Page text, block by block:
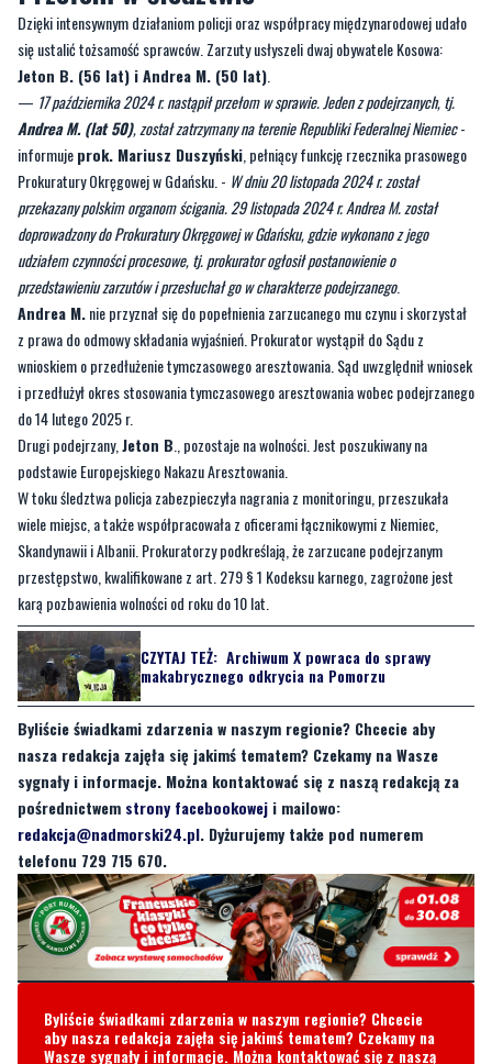
bransolety wykonane ze złota i ozdobione diamentami, szafirami
oraz rubinami. Pokrzywdzony oszacował straty na około milion euro.
Przełom w śledztwie
Dzięki intensywnym działaniom policji oraz współpracy międzynarodowej udało
się ustalić tożsamość sprawców. Zarzuty usłyszeli dwaj obywatele Kosowa:
Jeton B. (56 lat) i Andrea M. (50 lat).
—17 października 2024 r. nastąpił przełom w sprawie. Jeden z podejrzanych, tj.
Andrea M. (lat 50), został zatrzymany na terenie Republiki Federalnej Niemiec
informujeprok. Mariusz Duszyński, pełniący funkcję rzecznika prasowego
Prokuratury Okręgowej w Gdańsku. -W dniu 20 listopada 2024 r. został
przekazany polskim organom ścigania. 29 listopada 2024 r. Andrea M. został
doprowadzony do Prokuratury Okręgowej w Gdańsku, gdzie wykonano z jego
udziałem czynności procesowe, tj. prokurator ogłosił postanowienie o
przedstawieniu zarzutów i przesłuchał go w charakterze podejrzanego.
Andrea M.nie przyznał się do popełnienia zarzucanego mu czynu i skorzystał
z prawa do odmowy składania wyjaśnień. Prokurator wystąpił do Sądu z
wnioskiem o przedłużenie tymczasowego aresztowania. Sąd uwzględnił wniosek
i przedłużył okres stosowania tymczasowego aresztowania wobec podejrzanego
do 14 lutego 2025 r.
Drugi podejrzany,Jeton B., pozostaje na wolności. Jest poszukiwany na
podstawie Europejskiego Nakazu Aresztowania.
W toku śledztwa policja zabezpieczyła nagrania z monitoringu, przeszukała
wiele miejsc, a także współpracowała z oficerami łącznikowymi z Niemiec,
Skandynawii i Albanii. Prokuratorzy podkreślają, że zarzucane podejrzanym
przestępstwo, kwalifikowane z art. 279 § 1 Kodeksu karnego, zagrożone jest
karą pozbawienia wolności od roku do 10 lat.
CZYTAJ TEŻ: Archiwum X powraca do sprawy
makabrycznego odkrycia na Pomorzu
Byliście świadkami zdarzenia w naszym regionie? Chcecie aby
nasza redakcja zajęła się jakimś tematem? Czekamy na Wasze
sygnały i informacje. Można kontaktować się z naszą redakcją za
pośrednictwemstrony facebookoweji mailowo:
redakcja@nadmorski24.pl. Dyżurujemy także pod numerem
telefonu 729 715 670.